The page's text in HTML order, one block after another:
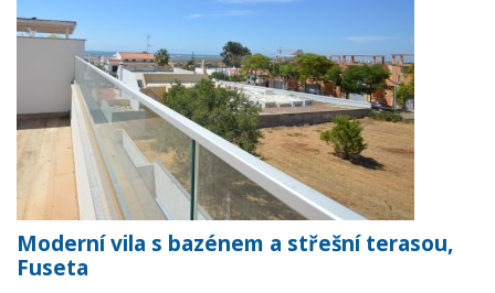
Moderní vila s bazénem a střešní terasou,
Fuseta